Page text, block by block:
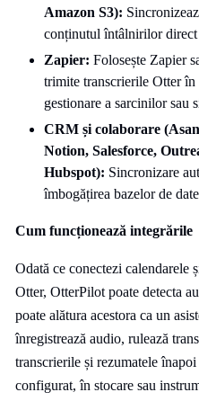
Amazon S3):
conținutul întâlnirilor direct
Zapier: Folosește Zapier
trimite transcrierile Otter
gestionare a sarcinilor sau
CRM și colaborare
Notion, Salesforce,
Hubspot): Sincronizare
îmbogățirea bazelor de
Cum funcționează integrările
Odată ce conectezi
Otter, OtterPilot poate detecta
poate alătura acestora ca un
înregistrează audio, rulează
transcrierile și rezumatele
configurat, în stocare sau